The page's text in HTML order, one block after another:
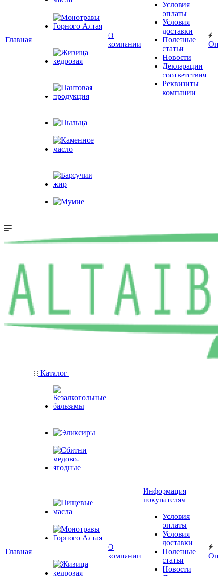
Главная
О
компании
Условия
оплаты
Условия
доставки
Полезные
статьи
Новости
Декларации
соответствия
Реквизиты
компании
Главная
Каталог
О
компании
Информация
покупателям
Условия
оплаты
Условия
доставки
Полезные
статьи
Новости